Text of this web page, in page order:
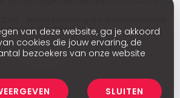
content of external sites.
Fr
van deze website, ga je akkoord
cookies die jouw ervaring, de
bezoekers van onze website
SLUITEN